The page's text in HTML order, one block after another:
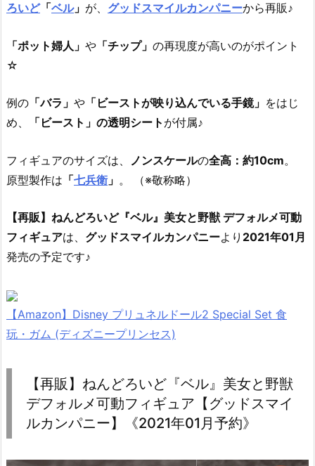
ろいど「ベル」 が、 グッドスマイルカンパニーから再販♪
「ポット婦人」 や 「チップ」 の再現度が高いのがポイント
☆
例の 「バラ」 や 「ビーストが映り込んでいる手鏡」 をはじ
め、
「ビースト」の透明シート が付属♪
フィギュアのサイズは、 ノンスケールの全高：約10cm。
原型製作は 「七兵衛 」 。 （※敬称略）
【再販】ねんどろいど『ベル』美女と野獣 デフォルメ可動
フィギュアは、 グッドスマイルカンパニーより 2021年01月
発売の予定です♪
【Amazon】Disney プリュネルドール2 Special Set 食
玩・ガム (ディズニープリンセス)
【再販】ねんどろいど『ベル』美女と野獣
デフォルメ可動フィギュア【グッドスマイ
ルカンパニー】《2021年01月予約》